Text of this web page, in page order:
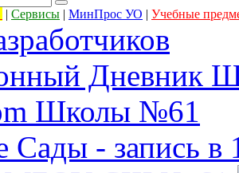
| Сервисы | МинПрос УО | Учебные